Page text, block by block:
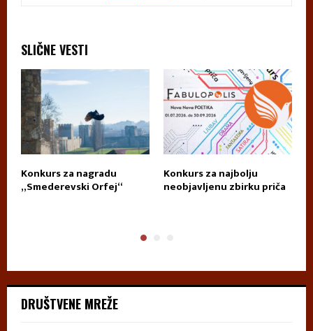
SLIČNE VESTI
Konkurs za nagradu
„Smederevski Orfej“
Konkurs za najbolju
neobjavljenu zbirku priča
DRUŠTVENE MREŽE